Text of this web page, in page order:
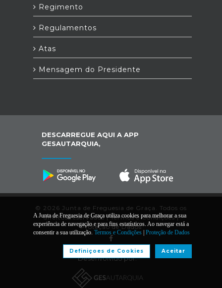
Regimento
Regulamentos
Atas
Mensagem do Presidente
DESCARREGUE AQUI A APP
GESAUTARQUIA,
© 2026 Junta de Freguesia de Graça. Todos os
direitos reservados |Termos e Condições|
Proteção de Dados
Desenvolvido por:
A Junta de Freguesia de Graça utiliza cookies para melhorar a sua
experiência de navegação e para fins estatísticos. Ao navegar está a
consentir a sua utilização. Termos e Condições| Proteção de Dados
Aceitar
Definiçoes de Cookies